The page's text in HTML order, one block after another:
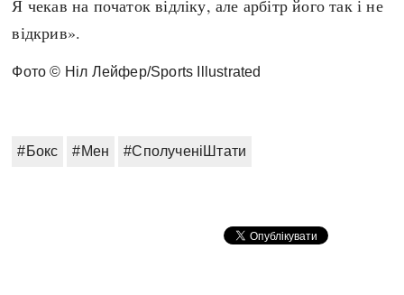
Я чекав на початок відліку, але арбітр його так і не
відкрив».
Фото © Ніл Лейфер/Sports Illustrated
#Бокс #Мен #СполученіШтати